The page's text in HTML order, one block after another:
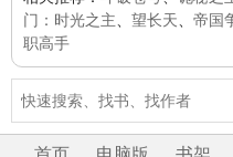
门：时光之主
望长天 帝国
职高手